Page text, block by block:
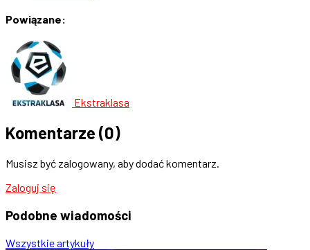
Powiązane:
Ekstraklasa
Komentarze (0)
Musisz być zalogowany, aby dodać komentarz.
Zaloguj się
Podobne wiadomości
Wszystkie artykuły